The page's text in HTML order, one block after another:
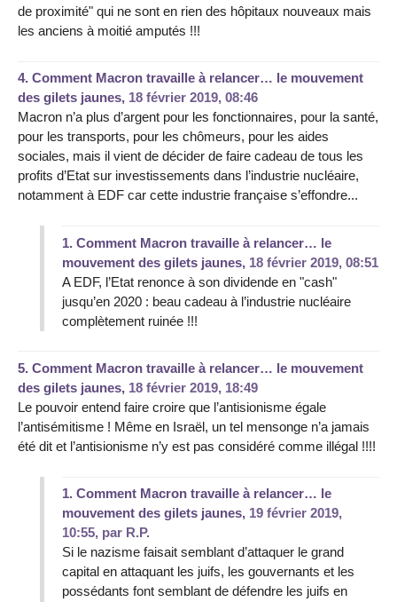
de proximité" qui ne sont en rien des hôpitaux nouveaux mais
les anciens à moitié amputés !!!
4. Comment Macron travaille à relancer… le mouvement
des gilets jaunes, 18 février 2019, 08:46
Macron n’a plus d’argent pour les fonctionnaires, pour la santé,
pour les transports, pour les chômeurs, pour les aides
sociales, mais il vient de décider de faire cadeau de tous les
profits d’Etat sur investissements dans l’industrie nucléaire,
notamment à EDF car cette industrie française s’effondre...
1. Comment Macron travaille à relancer… le
mouvement des gilets jaunes, 18 février 2019, 08:51
A EDF, l’Etat renonce à son dividende en "cash"
jusqu’en 2020 : beau cadeau à l’industrie nucléaire
complètement ruinée !!!
5. Comment Macron travaille à relancer… le mouvement
des gilets jaunes, 18 février 2019, 18:49
Le pouvoir entend faire croire que l’antisionisme égale
l’antisémitisme ! Même en Israël, un tel mensonge n’a jamais
été dit et l’antisionisme n’y est pas considéré comme illégal !!!!
1. Comment Macron travaille à relancer… le
mouvement des gilets jaunes, 19 février 2019,
10:55, par R.P.
Si le nazisme faisait semblant d’attaquer le grand
capital en attaquant les juifs, les gouvernants et les
possédants font semblant de défendre les juifs en